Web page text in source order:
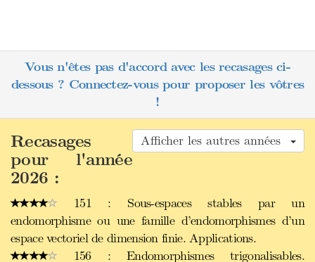
Vous n'êtes pas d'accord avec les recasages ci-
dessous ? Connectez-vous pour proposer les vôtres
!
Afficher les autres années
Recasages
pour l'année
2026 :
151 : Sous-espaces stables par un
endomorphisme ou une famille d’endomorphismes d’un
espace vectoriel de dimension finie. Applications.
156 : Endomorphismes trigonalisables.